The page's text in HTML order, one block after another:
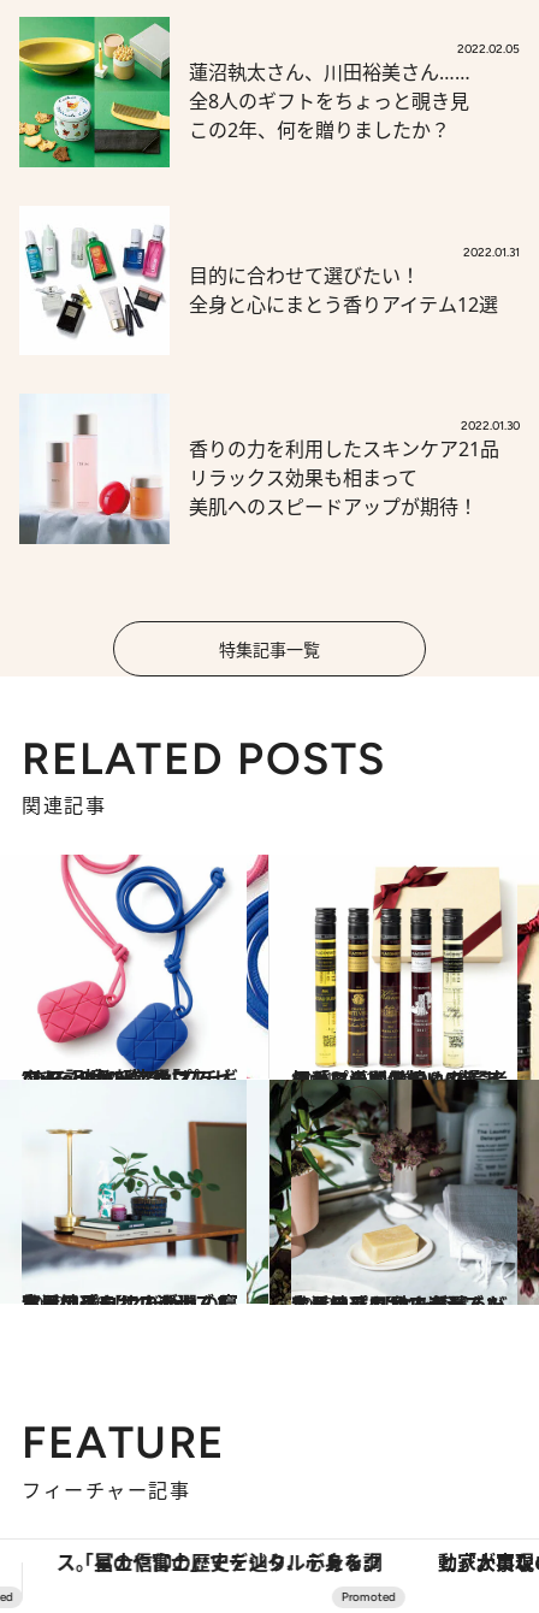
2022.02.05
蓮沼執太さん、川田裕美さん……
全8人のギフトをちょっと覗き見
この2年、何を贈りましたか？
2022.01.31
目的に合わせて選びたい！
全身と心にまとう香りアイテム12選
2022.01.30
香りの力を利用したスキンケア21品
リラックス効果も相まって
美肌へのスピードアップが期待！
特集記事一覧
RELATED POSTS
関連記事
2021.12.20
“あるといいな”をプレゼント 記憶に残る「プチギフト」8点 新定番はAirPodsケースやマスク！
ライフスタイル 2021.12.20
相手との関係値＆プレイスから導く 贈りもの賢者の「プチギフト」9点 フォーマルなお祝いや差し入れに
ライフスタイル
2022.1.10
生活のプロ12人が選んだ 私も地球もサステナブルな日用品 【こだわりの寝室用アイテム10選】
ライフスタイル 2022.1.9
生活のプロ12人が選んだ 私も地球もサステナブルな日用品 【体を気遣うバスルーム用品11選】
ライフスタイル
FEATURE
フィーチャー記事
「大事なのは地域の意識を変えること」。ロレックス賞受賞の自然保護活動家が実現させたナイジェリアの自然環境の復活